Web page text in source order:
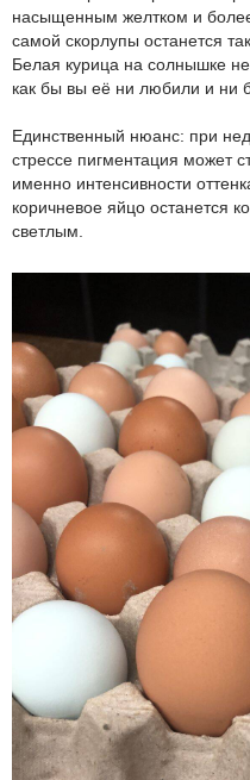
насыщенным желтком и
самой скорлупы останется
Белая курица на солнышке
как бы вы её ни любили и ни
Единственный нюанс: при
стрессе пигментация может
именно интенсивности
коричневое яйцо останется
светлым.